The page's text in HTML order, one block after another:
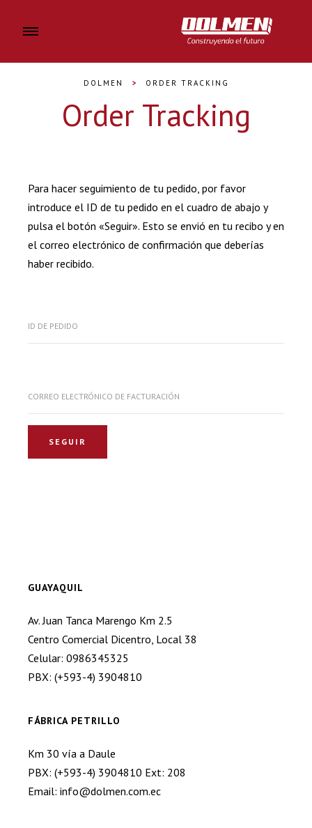
DOLMEN > ORDER TRACKING
Order Tracking
Para hacer seguimiento de tu pedido, por favor
introduce el ID de tu pedido en el cuadro de abajo y
pulsa el botón «Seguir». Esto se envió en tu recibo y en
el correo electrónico de confirmación que deberías
haber recibido.
ID DE PEDIDO
CORREO ELECTRÓNICO DE FACTURACIÓN
SEGUIR
GUAYAQUIL
Av. Juan Tanca Marengo Km 2.5
Centro Comercial Dicentro, Local 38
Celular: 0986345325
PBX: (+593-4) 3904810
FÁBRICA PETRILLO
Km 30 vía a Daule
PBX: (+593-4) 3904810 Ext: 208
Email: info@dolmen.com.ec